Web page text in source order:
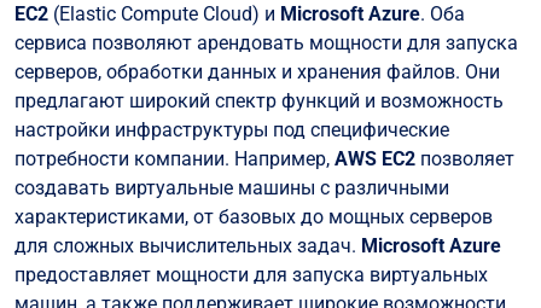
EC2 (Elastic Compute Cloud) и Microsoft Azure. Оба
сервиса позволяют арендовать мощности для запуска
серверов, обработки данных и хранения файлов. Они
предлагают широкий спектр функций и возможность
настройки инфраструктуры под специфические
потребности компании. Например, AWS EC2 позволяет
создавать виртуальные машины с различными
характеристиками, от базовых до мощных серверов
для сложных вычислительных задач. Microsoft Azure
предоставляет мощности для запуска виртуальных
машин, а также поддерживает широкие возможности